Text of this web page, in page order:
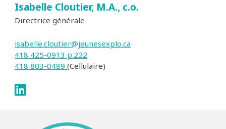
Isabelle Cloutier, M.A., c.o.
Directrice générale
isabelle.cloutier@jeunesexplo.ca
418 425-0913 p.222
418 803-0489(Cellulaire)